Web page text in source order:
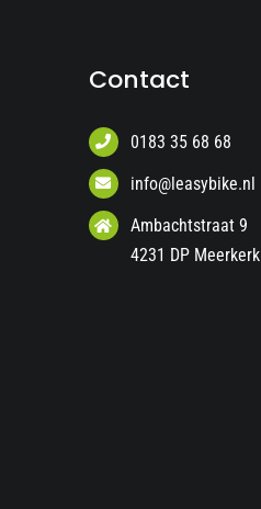
Contact
0183 35 68 68
info@leasybike.nl
Ambachtstraat 9
4231 DP Meerkerk